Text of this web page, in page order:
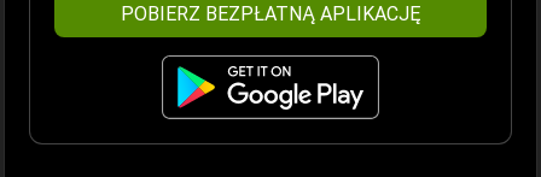
POBIERZ BEZPŁATNĄ APLIKACJĘ